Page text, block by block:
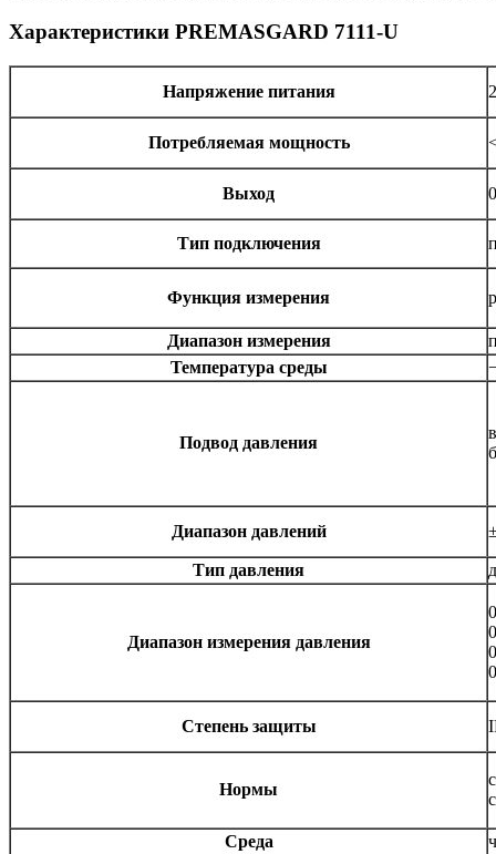
Характеристики PREMASGARD 7111-U
Напряжение питания
Потребляемая мощность
Выход
Тип подключения
Функция измерения
Диапазон измерения
Температура среды
Подвод давления
Диапазон давлений
Тип давления
Диапазон измерения давления
Степень защиты
Нормы
Среда